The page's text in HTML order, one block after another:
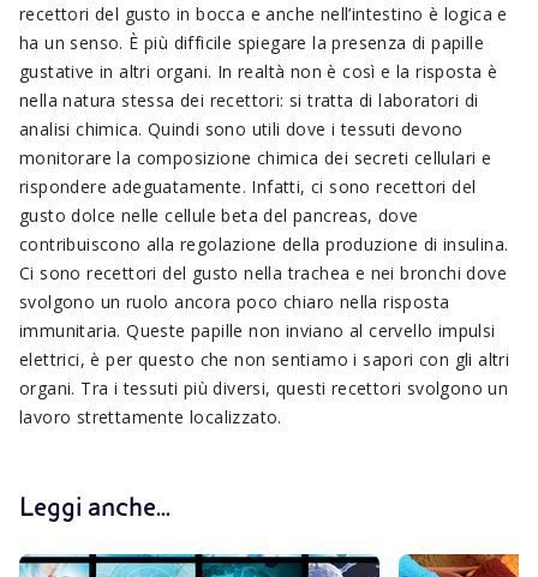
recettori del gusto in bocca e anche nell’intestino è logica e
ha un senso. È più difficile spiegare la presenza di papille
gustative in altri organi. In realtà non è così e la risposta è
nella natura stessa dei recettori: si tratta di laboratori di
analisi chimica. Quindi sono utili dove i tessuti devono
monitorare la composizione chimica dei secreti cellulari e
rispondere adeguatamente. Infatti, ci sono recettori del
gusto dolce nelle cellule beta del pancreas, dove
contribuiscono alla regolazione della produzione di insulina.
Ci sono recettori del gusto nella trachea e nei bronchi dove
svolgono un ruolo ancora poco chiaro nella risposta
immunitaria. Queste papille non inviano al cervello impulsi
elettrici, è per questo che non sentiamo i sapori con gli altri
organi. Tra i tessuti più diversi, questi recettori svolgono un
lavoro strettamente localizzato.
Leggi anche...